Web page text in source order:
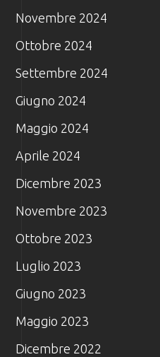
Novembre 2024
Ottobre 2024
Settembre 2024
Giugno 2024
Maggio 2024
Aprile 2024
Dicembre 2023
Novembre 2023
Ottobre 2023
Luglio 2023
Giugno 2023
Maggio 2023
Dicembre 2022